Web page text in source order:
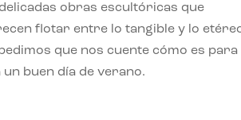
obras escultóricas que
flotar entre lo tangible y lo
que nos cuente cómo es para
un buen día de verano.